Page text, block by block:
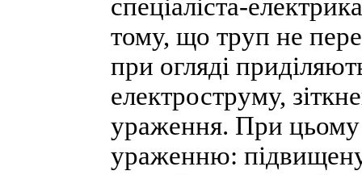
спеціаліста-
тому, що труп не
при огляді
електроструму,
ураження. При цьому
ураженню: підвищену